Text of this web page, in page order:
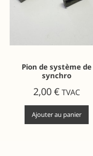
Pion de système de
synchro
2,00€ TVAC
Ajouter au panier